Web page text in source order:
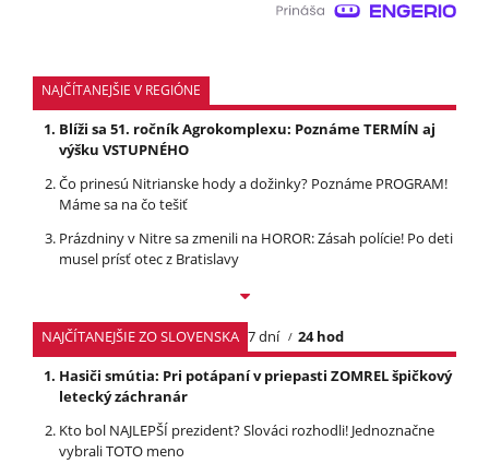
NAJČÍTANEJŠIE V REGIÓNE
Blíži sa 51. ročník Agrokomplexu: Poznáme TERMÍN aj
výšku VSTUPNÉHO
Čo prinesú Nitrianske hody a dožinky? Poznáme PROGRAM!
Máme sa na čo tešiť
Prázdniny v Nitre sa zmenili na HOROR: Zásah polície! Po deti
musel prísť otec z Bratislavy
NAJČÍTANEJŠIE ZO SLOVENSKA 7 dní
24 hod
Hasiči smútia: Pri potápaní v priepasti ZOMREL špičkový
letecký záchranár
Kto bol NAJLEPŠÍ prezident? Slováci rozhodli! Jednoznačne
vybrali TOTO meno